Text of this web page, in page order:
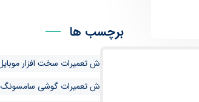
برچسب ها
آموزش تعمیرات سخت افزار
آموزش تعمیرات گوشی سامسونگ